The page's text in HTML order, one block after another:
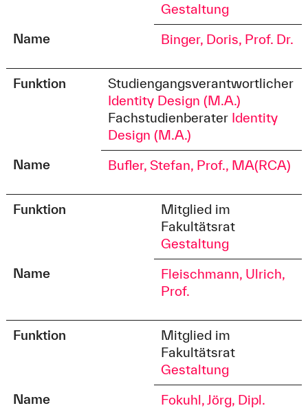
Gestaltung
Name
Binger, Doris, Prof. Dr.
Funktion
Studiengangsverantwortlicher
Identity Design (M.A.)
Fachstudienberater Identity
Design (M.A.)
Name
Bufler, Stefan, Prof., MA(RCA)
Funktion
Mitglied im
Fakultätsrat
Gestaltung
Name
Fleischmann, Ulrich,
Prof.
Funktion
Mitglied im
Fakultätsrat
Gestaltung
Name
Fokuhl, Jörg, Dipl.